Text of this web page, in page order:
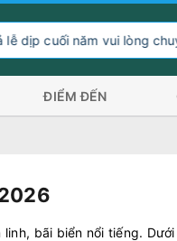
lòng chuyển hướng
ĐIỂM ĐẾN
bãi biển nổi tiếng.